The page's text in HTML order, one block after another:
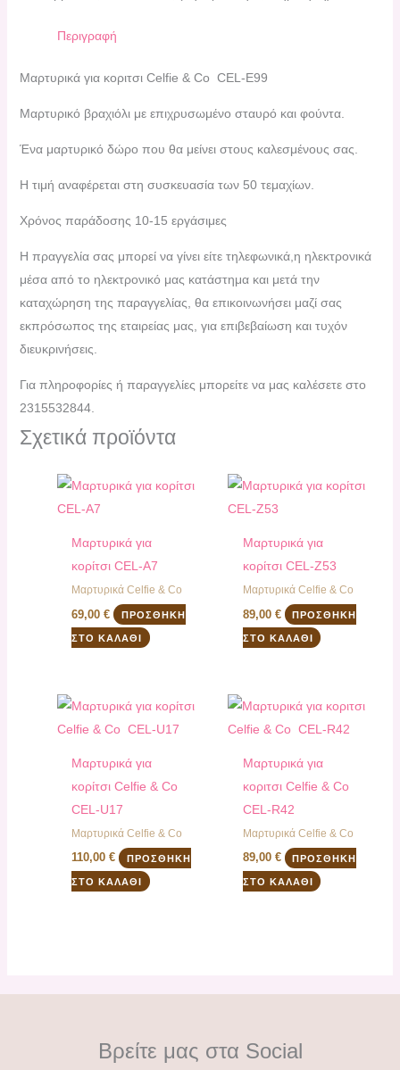
Περιγραφή
Μαρτυρικά για κοριτσι Celfie & Co CEL-E99
Μαρτυρικό βραχιόλι με επιχρυσωμένο σταυρό και φούντα.
Ένα μαρτυρικό δώρο που θα μείνει στους καλεσμένους σας.
Η τιμή αναφέρεται στη συσκευασία των 50 τεμαχίων.
Χρόνος παράδοσης 10-15 εργάσιμες
H πραγγελία σας μπορεί να γίνει είτε τηλεφωνικά,η ηλεκτρονικά
μέσα από το ηλεκτρονικό μας κατάστημα και μετά την
καταχώρηση της παραγγελίας, θα επικοινωνήσει μαζί σας
εκπρόσωπος της εταιρείας μας, για επιβεβαίωση και τυχόν
διευκρινήσεις.
Για πληροφορίες ή παραγγελίες μπορείτε να μας καλέσετε στο
2315532844.
Σχετικά προϊόντα
Μαρτυρικά για
κορίτσι CEL-A7
Μαρτυρικά Celfie & Co
69,00€ ΠΡΟΣΘΉΚΗ
ΣΤΟ ΚΑΛΆΘΙ
Μαρτυρικά για
κορίτσι CEL-Z53
Μαρτυρικά Celfie & Co
89,00 € ΠΡΟΣΘΉΚΗ
ΣΤΟ ΚΑΛΆΘΙ
Μαρτυρικά για
κορίτσι Celfie & Co
CEL-U17
Μαρτυρικά Celfie & Co
110,00€ ΠΡΟΣΘΉΚΗ
ΣΤΟ ΚΑΛΆΘΙ
Μαρτυρικά για
κοριτσι Celfie & Co
CEL-R42
Μαρτυρικά Celfie & Co
89,00 € ΠΡΟΣΘΉΚΗ
ΣΤΟ ΚΑΛΆΘΙ
Βρείτε μας στα Social